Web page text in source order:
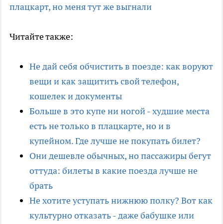
плацкарт, но меня тут же выгнали
Читайте также:
Не дай себя обчистить в поезде: как воруют
вещи и как защитить свой телефон,
кошелек и документы
Больше в это купе ни ногой - худшие места
есть не только в плацкарте, но и в
купейном. Где лучше не покупать билет?
Они дешевле обычных, но пассажиры бегут
оттуда: билеты в какие поезда лучше не
брать
Не хотите уступать нижнюю полку? Вот как
культурно отказать - даже бабушке или